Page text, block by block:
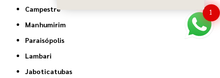
Campestre
Manhumirim
Paraisópolis
Lambari
Jaboticatubas
1